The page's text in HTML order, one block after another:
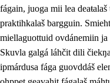
fágain, juoga mii lea
praktihkalaš bargguin.
miellaguottuid ovdánemiin ja
Skuvla galgá láhčit dili
ipmárdusa fága guovddáš